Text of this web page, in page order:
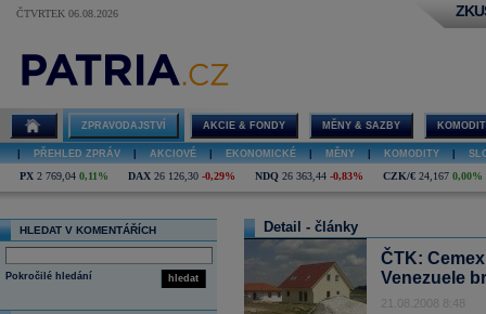
ČTVRTEK 06.08.2026
ZPRAVODAJSTVÍ AKCIE & FONDY MĚNY & SAZBY
PŘEHLED ZPRÁV AKCIOVÉ EKONOMICKÉ MĚNY KOMODITY
PX 2 769,04 0,11% DAX 26 126,30 -0,29% NDQ 26 363,44 -0,83% CZK/€ 24,167 0,00%
HLEDAT V KOMENTÁŘÍCH
hledat
Pokročilé hledání
Detail - články
ČTK:
Venezuele
21.08.2008 8:48